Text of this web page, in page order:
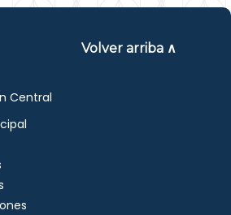
Volver arriba ∧
Central